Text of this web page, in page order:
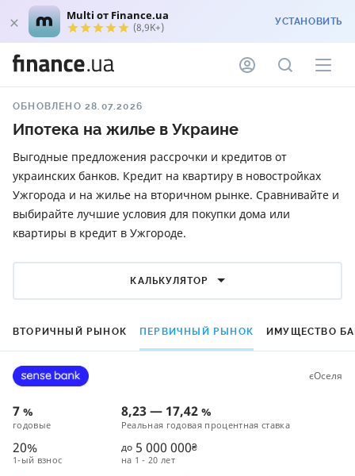
Multi от Finance.ua
(8,9K+) УСТАНОВИТЬ
ОБНОВЛЕНО 28.07.2026
Ипотека на жилье в Украине
Выгодные предложения рассрочки и кредитов от
украинских банков. Кредит на квартиру в новостройках
Ужгорода и на жилье на вторичном рынке. Сравнивайте и
выбирайте лучшие условия для покупки дома или
квартиры в кредит в Ужгороде.
КАЛЬКУЛЯТОР
ВТОРИЧНЫЙ РЫНОК ПЕРВИЧНЫЙ РЫНОК ИМУЩЕСТВО
єОселя
7 %
годовые
8,23— 17,42%
Реальная годовая процентная ставка
20%
1-ый взнос
до 5 000 000₴
на 1 - 20 лет